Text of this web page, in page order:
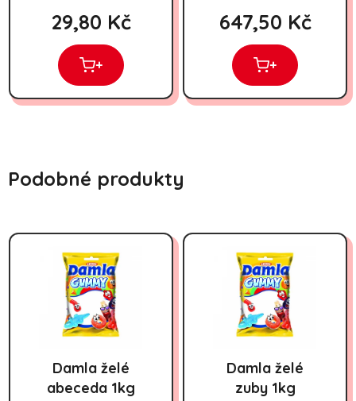
29,80 Kč
+
647,50 Kč
+
Podobné produkty
Damla želé
abeceda 1kg
Damla želé
zuby 1kg